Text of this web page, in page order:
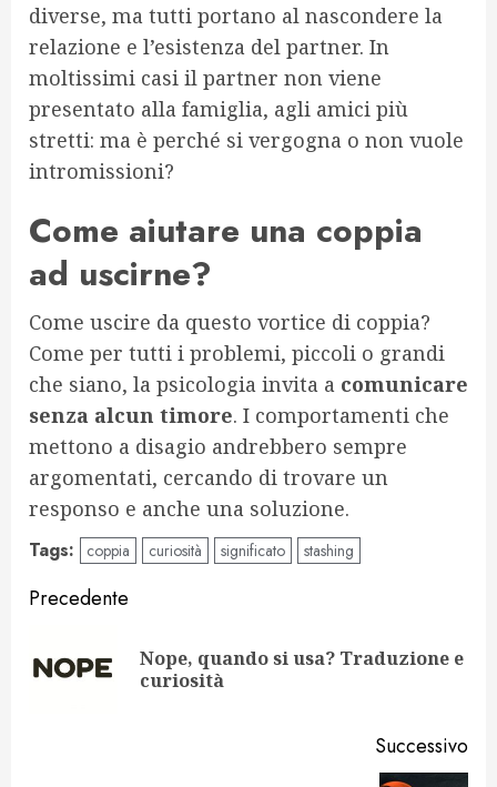
diverse, ma tutti portano al nascondere la
relazione e l’esistenza del partner. In
moltissimi casi il partner non viene
presentato alla famiglia, agli amici più
stretti: ma è perché si vergogna o non vuole
intromissioni?
Come aiutare una coppia
ad uscirne?
Come uscire da questo vortice di coppia?
Come per tutti i problemi, piccoli o grandi
che siano, la psicologia invita a comunicare
senza alcun timore. I comportamenti che
mettono a disagio andrebbero sempre
argomentati, cercando di trovare un
responso e anche una soluzione.
Tags: coppia curiosità significato stashing
Navigazione
articolo
Precedente
Nope, quando si usa? Traduzione e
curiosità
Successivo